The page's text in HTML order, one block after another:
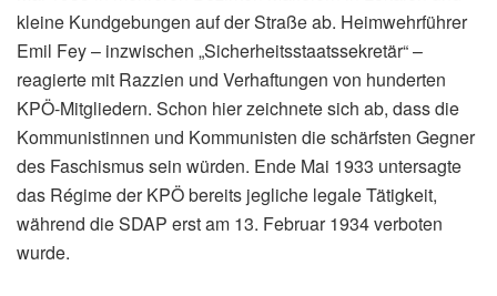
kleine Kundgebungen auf der Straße ab. Heimwehrführer
Emil Fey – inzwischen „Sicherheitsstaatssekretär“ –
reagierte mit Razzien und Verhaftungen von hunderten
KPÖ-Mitgliedern. Schon hier zeichnete sich ab, dass die
Kommunistinnen und Kommunisten die schärfsten Gegner
des Faschismus sein würden. Ende Mai 1933 untersagte
das Régime der KPÖ bereits jegliche legale Tätigkeit,
während die SDAP erst am 13. Februar 1934 verboten
wurde.